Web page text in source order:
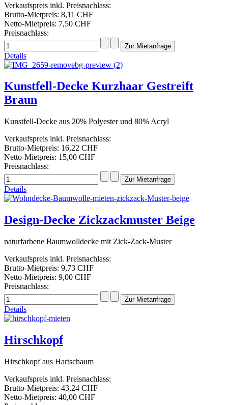
Verkaufspreis inkl. Preisnachlass:
Brutto-Mietpreis: 8,11 CHF
Netto-Mietpreis: 7,50 CHF
Preisnachlass:
Details
Kunstfell-Decke Kurzhaar Gestreift
Braun
Kunstfell-Decke aus 20% Polyester und 80% Acryl
Verkaufspreis inkl. Preisnachlass:
Brutto-Mietpreis: 16,22 CHF
Netto-Mietpreis: 15,00 CHF
Preisnachlass:
Details
Design-Decke Zickzackmuster Beige
naturfarbene Baumwolldecke mit Zick-Zack-Muster
Verkaufspreis inkl. Preisnachlass:
Brutto-Mietpreis: 9,73 CHF
Netto-Mietpreis: 9,00 CHF
Preisnachlass:
Details
Hirschkopf
Hirschkopf aus Hartschaum
Verkaufspreis inkl. Preisnachlass:
Brutto-Mietpreis: 43,24 CHF
Netto-Mietpreis: 40,00 CHF